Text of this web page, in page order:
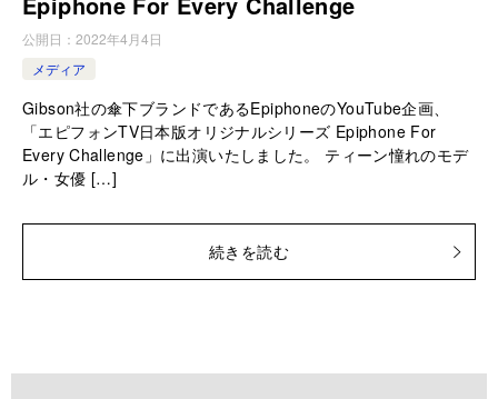
公開日： 2022年4月4日
メディア
Gibson社の傘下ブランドであるEpiphoneのYouTube企画、
「エピフォンTV日本版オリジナルシリーズ Epiphone For
Every Challenge」に出演いたしました。 ティーン憧れのモデ
ル・女優 […]
続きを読む